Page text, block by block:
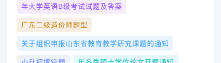
年大学英语b级考试试题及答案
广东二级造价师题型
关于组织申报山东省教育教学研究课题的通知